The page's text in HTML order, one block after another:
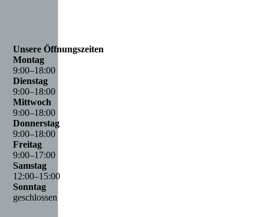
Unsere Öffnungszeiten
Montag
9:00–18:00
Dienstag
9:00–18:00
Mittwoch
9:00–18:00
Donnerstag
9:00–18:00
Freitag
9:00–17:00
Samstag
12:00–15:00
Sonntag
geschlossen